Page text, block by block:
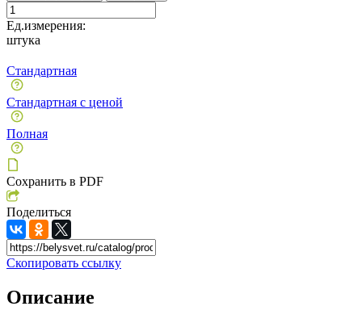
Ед.измерения:
штука
Стандартная
Стандартная с ценой
Полная
Сохранить в PDF
Поделиться
Скопировать ссылку
Описание